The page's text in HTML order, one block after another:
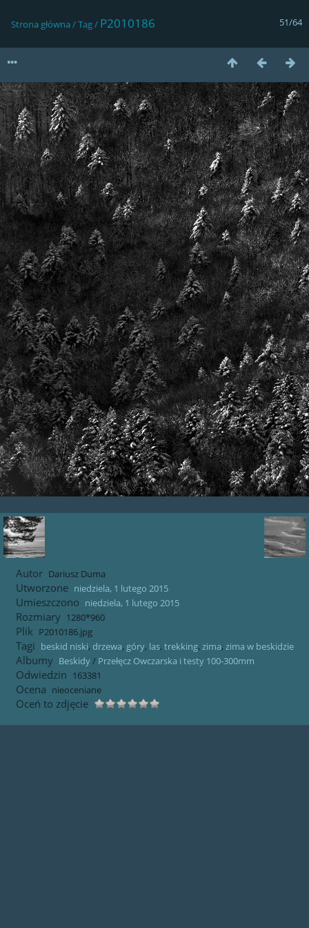
51/64
Strona główna /Tag/ P2010186
Autor Dariusz Duma
Utworzone niedziela, 1 lutego 2015
Umieszczono niedziela, 1 lutego 2015
Rozmiary 1280*960
Plik P2010186.jpg
Tagi beskid niski, drzewa, góry, las, trekking, zima, zima w beskidzie
Albumy Beskidy/ Przełęcz Owczarska i testy 100-300mm
Odwiedzin 163381
Ocena nieoceniane
Oceń to zdjęcie